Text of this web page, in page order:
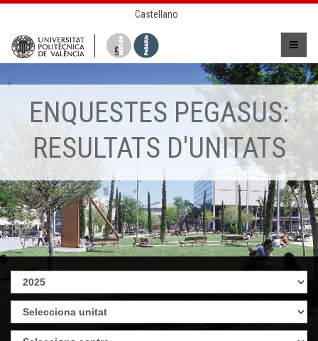
Castellano
ENQUESTES PEGASUS:
RESULTATS D'UNITATS